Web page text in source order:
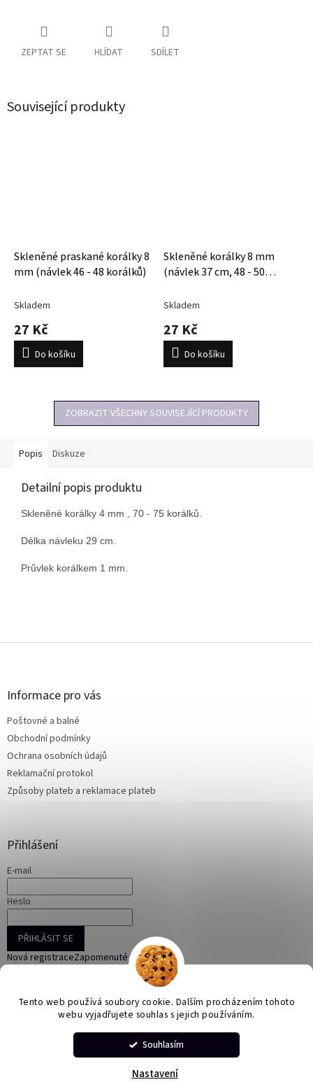
Tento web používá soubory cookie. Dalším procházením tohoto
webu vyjadřujete souhlas s jejich používáním.
Souhlasím
Nastavení
ZEPTAT SE HLÍDAT SDÍLET
Související produkty
Skleněné praskané korálky 8
mm (návlek 46 - 48 korálků)
Skladem
27 Kč
Do košíku
Skleněné korálky 8 mm
(návlek 37 cm, 48 - 50
Skladem
27 Kč
Do košíku
ZOBRAZIT VŠECHNY SOUVISEJÍCÍ PRODUKTY
Popis Diskuze
Detailní popis produktu
Skleněné korálky 4 mm , 70 - 75 korálků.
Délka návleku 29 cm.
Průvlek korálkem 1 mm.
Z
Informace pro vás
Poštovné a balné
Obchodní podmínky
Ochrana osobních údajů
Reklamační protokol
Způsoby plateb a reklamace plateb
Přihlášení
E-mail
Heslo
PŘIHLÁSIT SE
Nová registraceZapomenuté heslo
Vytvořil Shoptet
Copyright 2026ONLINE KORÁLKY. Všechna práva vyhrazena.